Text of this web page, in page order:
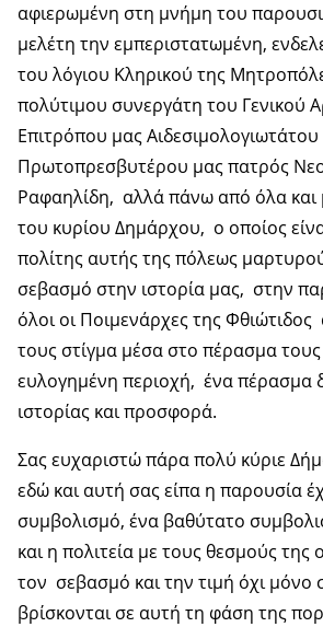
αφιερωμένη στη μνήμη του
μελέτη την εμπεριστατωμένη,
του λόγιου Κληρικού της
πολύτιμου συνεργάτη του Γενικού
Επιτρόπου μας Αιδεσιμολογιωτάτου
Πρωτοπρεσβυτέρου μας πατρός
Ραφαηλίδη, αλλά πάνω από όλα και
του κυρίου Δημάρχου, ο οποίος
πολίτης αυτής της πόλεως
σεβασμό στην ιστορία μας, στην
όλοι οι Ποιμενάρχες της
τους στίγμα μέσα στο πέρασμα
ευλογημένη περιοχή, ένα πέρασμα
ιστορίας και προσφορά.
Σας ευχαριστώ πάρα πολύ κύριε
εδώ και αυτή σας είπα η παρουσία
συμβολισμό, ένα βαθύτατο
και η πολιτεία με τους θεσμούς της
τον σεβασμό και την τιμή όχι μόνο
βρίσκονται σε αυτή τη φάση της